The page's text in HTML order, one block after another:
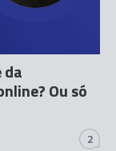
da
Ou só
2